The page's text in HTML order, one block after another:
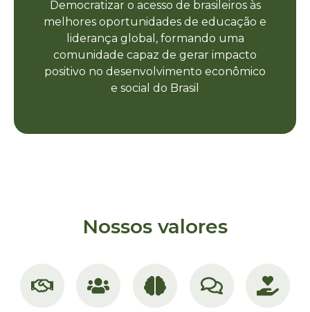
Democratizar o acesso de brasileiros às
melhores oportunidades de educação e
liderança global, formando uma
comunidade capaz de gerar impacto
positivo no desenvolvimento econômico
e social do Brasil
Nossos valores